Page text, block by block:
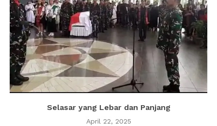
Selasar yang Lebar dan Panjang
April 22, 2025